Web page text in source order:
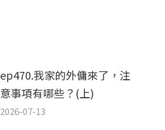
ep470.我家的外傭來了，注
意事項有哪些？(上)
2026-07-13